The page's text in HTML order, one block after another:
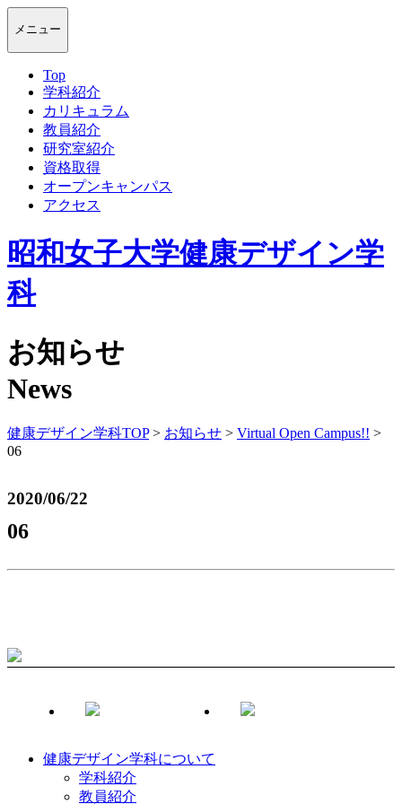
メニュー
Top
学科紹介
カリキュラム
教員紹介
研究室紹介
資格取得
オープンキャンパス
アクセス
昭和女子大学健康デザイン学
科
お知らせ
News
健康デザイン学科TOP> お知らせ > Virtual Open Campus!! >
06
2020/06/22
06
健康デザイン学科について
学科紹介
教員紹介